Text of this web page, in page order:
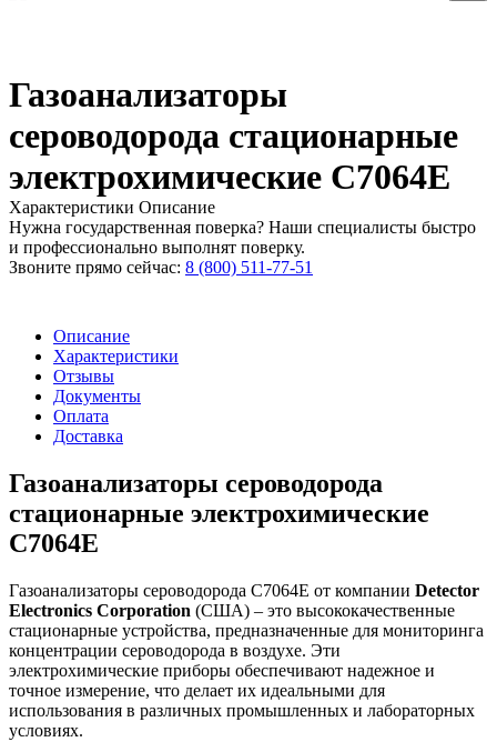
Газоанализаторы
сероводорода стационарные
электрохимические C7064E
Характеристики Описание
Нужна государственная поверка? Наши специалисты быстро
и профессионально выполнят поверку.
Звоните прямо сейчас: 8 (800) 511-77-51
Описание
Характеристики
Отзывы
Документы
Оплата
Доставка
Газоанализаторы сероводорода
стационарные электрохимические
C7064E
Газоанализаторы сероводорода C7064E от компании Detector
Electronics Corporation (США) – это высококачественные
стационарные устройства, предназначенные для мониторинга
концентрации сероводорода в воздухе. Эти
электрохимические приборы обеспечивают надежное и
точное измерение, что делает их идеальными для
использования в различных промышленных и лабораторных
условиях.